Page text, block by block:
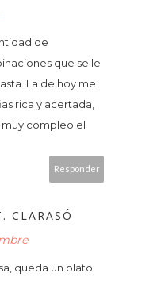
de
que se le
La de hoy me
rica y acertada,
compleo el
Responder
CLARASÓ
queda un plato